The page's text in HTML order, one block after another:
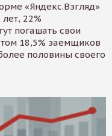
«Яндекс.Взгляд»
22%
погашать свои
18,5% заемщиков
половины своего